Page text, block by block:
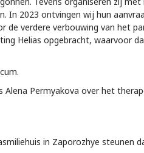
In 2023 ontvingen wij hun
de verdere verbouwing van het
Helias opgebracht, waarvoor
Alena Permyakova over het
in Zaporozhye steunen